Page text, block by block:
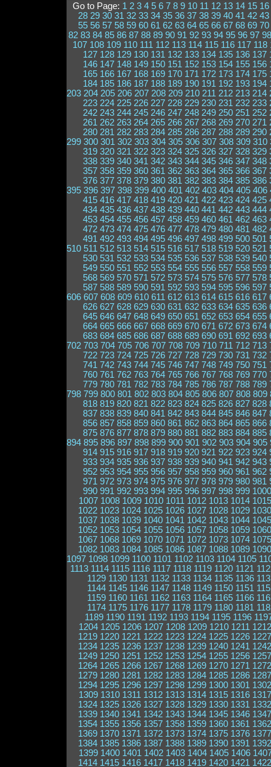
Go to Page: 1 2 3 4 5 6 7 8 9 10 11 12 13 14 15 16
28 29 30 31 32 33 34 35 36 37 38 39 40 41 42 43
55 56 57 58 59 60 61 62 63 64 65 66 67 68 69 70
82 83 84 85 86 87 88 89 90 91 92 93 94 95 96 97 98
107 108 109 110 111 112 113 114 115 116 117 118
127 128 129 130 131 132 133 134 135 136 137
146 147 148 149 150 151 152 153 154 155 156
165 166 167 168 169 170 171 172 173 174 175
184 185 186 187 188 189 190 191 192 193 194
203 204 205 206 207 208 209 210 211 212 213 214
223 224 225 226 227 228 229 230 231 232 233
242 243 244 245 246 247 248 249 250 251 252
261 262 263 264 265 266 267 268 269 270 271
280 281 282 283 284 285 286 287 288 289 290
299 300 301 302 303 304 305 306 307 308 309 310
319 320 321 322 323 324 325 326 327 328 329
338 339 340 341 342 343 344 345 346 347 348
357 358 359 360 361 362 363 364 365 366 367
376 377 378 379 380 381 382 383 384 385 386
395 396 397 398 399 400 401 402 403 404 405 406
415 416 417 418 419 420 421 422 423 424 425
434 435 436 437 438 439 440 441 442 443 444
453 454 455 456 457 458 459 460 461 462 463
472 473 474 475 476 477 478 479 480 481 482
491 492 493 494 495 496 497 498 499 500 501
510 511 512 513 514 515 516 517 518 519 520 521
530 531 532 533 534 535 536 537 538 539 540
549 550 551 552 553 554 555 556 557 558 559
568 569 570 571 572 573 574 575 576 577 578
587 588 589 590 591 592 593 594 595 596 597
606 607 608 609 610 611 612 613 614 615 616 617
626 627 628 629 630 631 632 633 634 635 636
645 646 647 648 649 650 651 652 653 654 655
664 665 666 667 668 669 670 671 672 673 674
683 684 685 686 687 688 689 690 691 692 693
702 703 704 705 706 707 708 709 710 711 712 713
722 723 724 725 726 727 728 729 730 731 732
741 742 743 744 745 746 747 748 749 750 751
760 761 762 763 764 765 766 767 768 769 770
779 780 781 782 783 784 785 786 787 788 789
798 799 800 801 802 803 804 805 806 807 808 809
818 819 820 821 822 823 824 825 826 827 828
837 838 839 840 841 842 843 844 845 846 847
856 857 858 859 860 861 862 863 864 865 866
875 876 877 878 879 880 881 882 883 884 885
894 895 896 897 898 899 900 901 902 903 904 905
914 915 916 917 918 919 920 921 922 923 924
933 934 935 936 937 938 939 940 941 942 943
952 953 954 955 956 957 958 959 960 961 962
971 972 973 974 975 976 977 978 979 980 981
990 991 992 993 994 995 996 997 998 999 1000
1007 1008 1009 1010 1011 1012 1013 1014 1015
1022 1023 1024 1025 1026 1027 1028 1029 1030
1037 1038 1039 1040 1041 1042 1043 1044 1045
1052 1053 1054 1055 1056 1057 1058 1059 1060
1067 1068 1069 1070 1071 1072 1073 1074 1075
1082 1083 1084 1085 1086 1087 1088 1089 1090
1097 1098 1099 1100 1101 1102 1103 1104 1105
1113 1114 1115 1116 1117 1118 1119 1120 1121
1129 1130 1131 1132 1133 1134 1135 1136
1144 1145 1146 1147 1148 1149 1150 1151
1159 1160 1161 1162 1163 1164 1165 1166
1174 1175 1176 1177 1178 1179 1180 1181
1189 1190 1191 1192 1193 1194 1195 1196
1204 1205 1206 1207 1208 1209 1210 1211 1212
1219 1220 1221 1222 1223 1224 1225 1226 1227
1234 1235 1236 1237 1238 1239 1240 1241 1242
1249 1250 1251 1252 1253 1254 1255 1256 1257
1264 1265 1266 1267 1268 1269 1270 1271 1272
1279 1280 1281 1282 1283 1284 1285 1286 1287
1294 1295 1296 1297 1298 1299 1300 1301 1302
1309 1310 1311 1312 1313 1314 1315 1316 1317
1324 1325 1326 1327 1328 1329 1330 1331 1332
1339 1340 1341 1342 1343 1344 1345 1346 1347
1354 1355 1356 1357 1358 1359 1360 1361 1362
1369 1370 1371 1372 1373 1374 1375 1376 1377
1384 1385 1386 1387 1388 1389 1390 1391 1392
1399 1400 1401 1402 1403 1404 1405 1406
1414 1415 1416 1417 1418 1419 1420 1421 1422